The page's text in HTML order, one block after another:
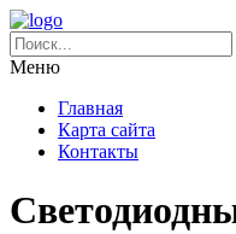
Меню
Главная
Карта сайта
Контакты